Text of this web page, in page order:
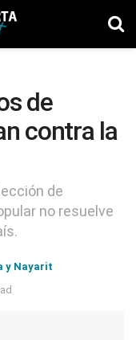
de
contra la
de
no resuelve
y Nayarit